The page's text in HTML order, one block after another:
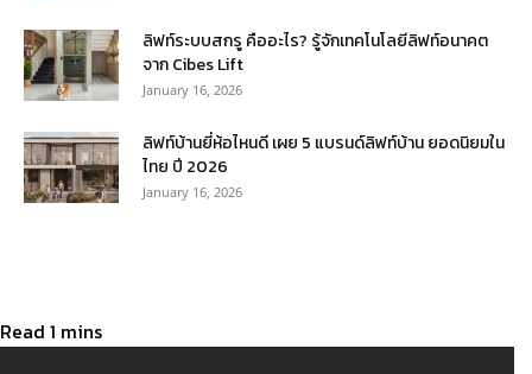
ลิฟท์ระบบสกรู คืออะไร? รู้จักเทคโนโลยีลิฟท์อนาคต
จาก Cibes Lift
January 16, 2026
ลิฟท์บ้านยี่ห้อไหนดี เผย 5 แบรนด์ลิฟท์บ้าน ยอดนิยมใน
ไทย ปี 2026
January 16, 2026